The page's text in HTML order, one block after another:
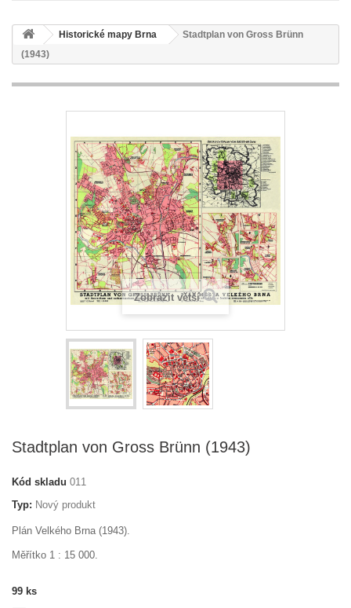
Historické mapy Brna
Stadtplan von Gross Brünn
(1943)
Zobrazit větší
Stadtplan von Gross Brünn (1943)
Kód skladu 011
Typ: Nový produkt
Plán Velkého Brna (1943).
Měřítko 1 : 15 000.
99 ks